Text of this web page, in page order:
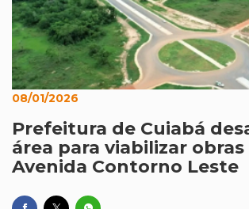
08/01/2026
Prefeitura de Cuiabá
área para viabilizar obras
Avenida Contorno Leste